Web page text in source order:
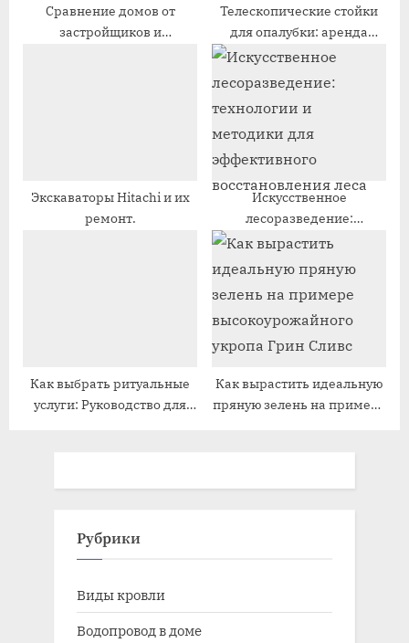
пСравнение домов от
застройщиков и
Телескопические стойки
для опалубки: аренда
вместо покупки
Экскаваторы Hitachi и их
ремонт.
Искусственное
лесоразведение:
технологии и методики
восстановления леса
Как выбрать ритуальные
услуги: Руководство для
Как вырастить идеальную
пряную зелень на примере
Рубрики
Виды кровли
Водопровод в доме